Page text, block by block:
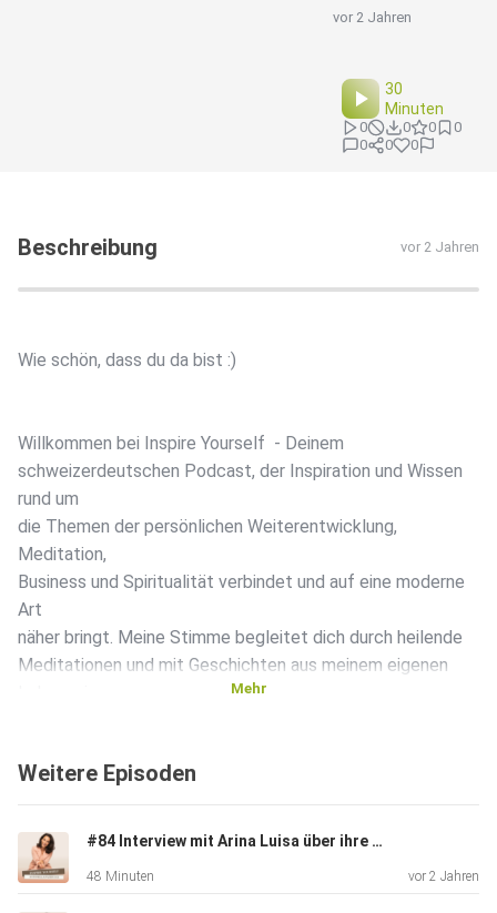
vor 2 Jahren
30
Minuten
0 0 0
0
0
0 0
Beschreibung vor 2 Jahren
Wie schön, dass du da bist :)
Willkommen bei Inspire Yourself - Deinem
schweizerdeutschen Podcast, der Inspiration und Wissen
rund um
die Themen der persönlichen Weiterentwicklung,
Meditation,
Business und Spiritualität verbindet und auf eine moderne
Art
näher bringt. Meine Stimme begleitet dich durch heilende
Meditationen und mit Geschichten aus meinem eigenen
und
meinem
Instagram Kanal:⁠⁠⁠ https://lmy.de/tEQ48⁠⁠⁠
Mehr
Weitere Episoden
#84 Interview mit Arina Luisa über ihre Reise zu Resilienz und Erfolg
48 Minuten vor 2 Jahren